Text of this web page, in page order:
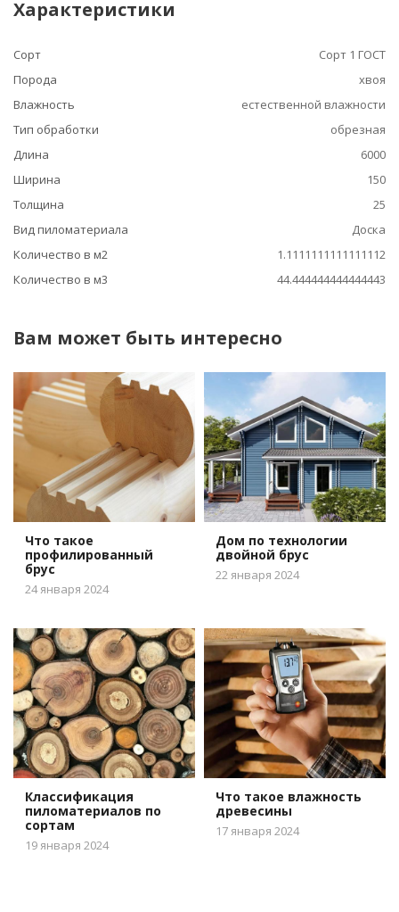
Характеристики
Сорт
Сорт 1 ГОСТ
Порода
хвоя
Влажность
естественной влажности
Тип обработки
обрезная
Длина
6000
Ширина
150
Толщина
25
Вид пиломатериала
Доска
Количество в м2
1.1111111111111112
Количество в м3
44.444444444444443
Вам может быть интересно
Что такое
профилированный
брус
24 января 2024
Дом по технологии
двойной брус
22 января 2024
Классификация
пиломатериалов по
сортам
19 января 2024
Что такое влажность
древесины
17 января 2024